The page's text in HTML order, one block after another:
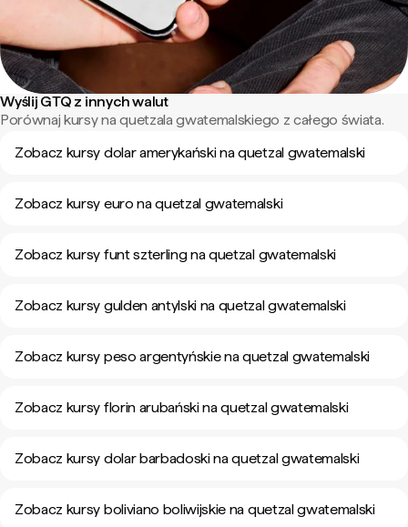
Wyślij GTQ z innych walut
Porównaj kursy na quetzala gwatemalskiego z całego świata.
Zobacz kursy dolar amerykański na quetzal gwatemalski
Zobacz kursy euro na quetzal gwatemalski
Zobacz kursy funt szterling na quetzal gwatemalski
Zobacz kursy gulden antylski na quetzal gwatemalski
Zobacz kursy peso argentyńskie na quetzal gwatemalski
Zobacz kursy florin arubański na quetzal gwatemalski
Zobacz kursy dolar barbadoski na quetzal gwatemalski
Zobacz kursy boliviano boliwijskie na quetzal gwatemalski